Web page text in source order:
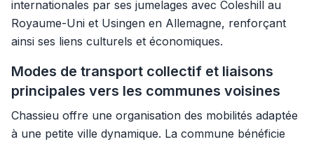
internationales par ses jumelages avec Coleshill au
Royaume-Uni et Usingen en Allemagne, renforçant
ainsi ses liens culturels et économiques.
Modes de transport collectif et liaisons
principales vers les communes voisines
Chassieu offre une organisation des mobilités adaptée
à une petite ville dynamique. La commune bénéficie